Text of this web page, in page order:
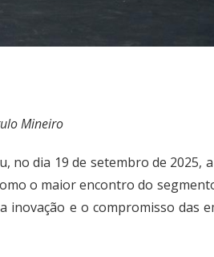
Mineiro
dia 19 de setembro de 2025, a
o maior encontro do
e o compromisso das